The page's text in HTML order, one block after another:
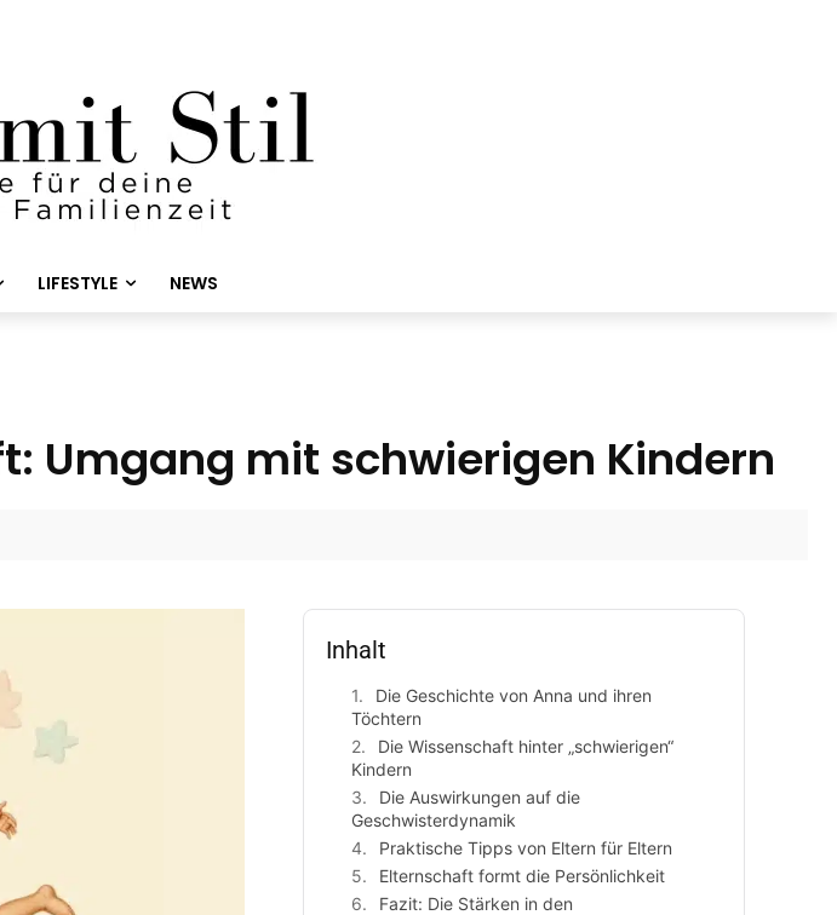
LIFESTYLE NEWS
Umgang mit schwierigen Kindern
Inhalt
Die Geschichte von Anna und ihren
Töchtern
Die Wissenschaft hinter „schwierigen“
Kindern
Die Auswirkungen auf die
Geschwisterdynamik
Praktische Tipps von Eltern für Eltern
Elternschaft formt die Persönlichkeit
Fazit: Die Stärken in den